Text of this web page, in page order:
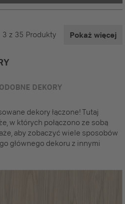
3 z 35 Produkty Pokaż więcej
DEKORY
dekory łączone! Tutaj
w których połączono ze sobą
aby zobaczyć wiele sposobów
głównego dekoru z innymi